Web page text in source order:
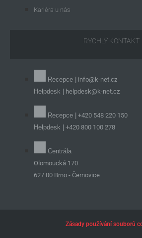
Kariéra u nás
RYCHLÝ KONTAKT
Recepce |
info@k-net.cz
Helpdesk |
helpdesk@k-net.cz
Recepce |
+420 548 220 150
Helpdesk |
+420 800 100 278
Centrála
Olomoucká 170
627 00 Brno - Černovice
Zásady používání souborů